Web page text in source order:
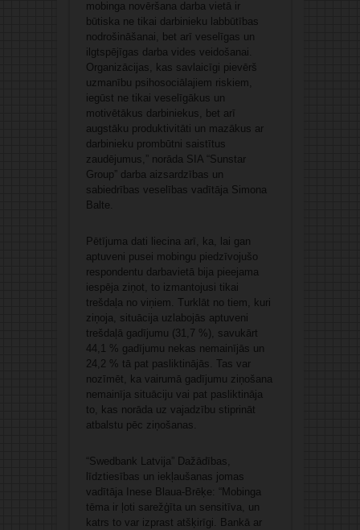
mobinga novēršana darba vietā ir
būtiska ne tikai darbinieku labbūtības
nodrošināšanai, bet arī veselīgas un
ilgtspējīgas darba vides veidošanai.
Organizācijas, kas savlaicīgi pievērš
uzmanību psihosociālajiem riskiem,
iegūst ne tikai veselīgākus un
motivētākus darbiniekus, bet arī
augstāku produktivitāti un mazākus ar
darbinieku prombūtni saistītus
zaudējumus,” norāda SIA “Sunstar
Group” darba aizsardzības un
sabiedrības veselības vadītāja Simona
Balte.
Pētījuma dati liecina arī, ka, lai gan
aptuveni pusei mobingu piedzīvojušo
respondentu darbavietā bija pieejama
iespēja ziņot, to izmantojusi tikai
trešdaļa no viņiem. Turklāt no tiem, kuri
ziņoja, situācija uzlabojās aptuveni
trešdaļā gadījumu (31,7 %), savukārt
44,1 % gadījumu nekas nemainījās un
24,2 % tā pat pasliktinājās. Tas var
nozīmēt, ka vairumā gadījumu ziņošana
nemainīja situāciju vai pat pasliktināja
to, kas norāda uz vajadzību stiprināt
atbalstu pēc ziņošanas.
“Swedbank Latvija” Dažādības,
līdztiesības un iekļaušanas jomas
vadītāja Inese Blaua-Brēķe: “Mobinga
tēma ir ļoti sarežģīta un sensitīva, un
katrs to var izprast atšķirīgi. Bankā ar